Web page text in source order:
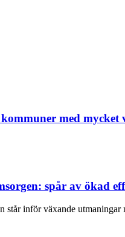
med mycket
spår av ökad
står inför växande